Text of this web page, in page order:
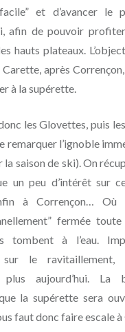
et d’avancer le
afin de pouvoir
hauts plateaux.
après
à la supérette.
les Glovettes, puis les
remarquer l’ignoble
la saison de ski). On
un peu d’intérêt sur
à Corrençon… Où
fermée
tombent à l’eau.
sur le ravitaillement,
plus aujourd’hui. La
la supérette sera
faut donc faire escale à